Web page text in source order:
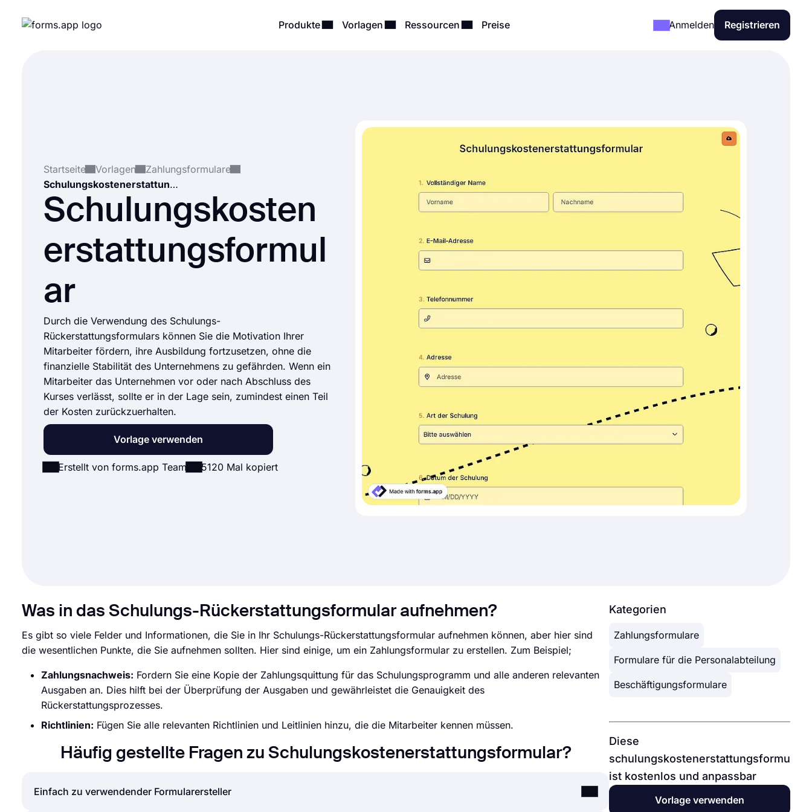
Produkte Vorlagen Ressourcen Preise Anmelden Registrieren
Startseite Vorlagen
Zahlungsformulare
Schulungskostenerstattungsformular
Schulungskosten
erstattungsformul
ar
Durch die Verwendung des Schulungs-
Rückerstattungsformulars können Sie die Motivation Ihrer
Mitarbeiter fördern, ihre Ausbildung fortzusetzen, ohne die
finanzielle Stabilität des Unternehmens zu gefährden. Wenn ein
Mitarbeiter das Unternehmen vor oder nach Abschluss des
Kurses verlässt, sollte er in der Lage sein, zumindest einen Teil
der Kosten zurückzuerhalten.
Vorlage verwenden
Erstellt von forms.app Team 5120 Mal kopiert
Was in das Schulungs-Rückerstattungsformular aufnehmen?
Es gibt so viele Felder und Informationen, die Sie in Ihr Schulungs-Rückerstattungsformular aufnehmen können, aber hier sind
die wesentlichen Punkte, die Sie aufnehmen sollten. Hier sind einige, um ein Zahlungsformular zu erstellen. Zum Beispiel;
Zahlungsnachweis: Fordern Sie eine Kopie der Zahlungsquittung für das Schulungsprogramm und alle anderen relevanten
Ausgaben an. Dies hilft bei der Überprüfung der Ausgaben und gewährleistet die Genauigkeit des
Rückerstattungsprozesses.
Richtlinien: Fügen Sie alle relevanten Richtlinien und Leitlinien hinzu, die die Mitarbeiter kennen müssen.
Häufig gestellte Fragen zu Schulungskostenerstattungsformular?
Einfach zu verwendender Formularersteller
Kategorien
Zahlungsformulare
Formulare für die Personalabteilung
Beschäftigungsformulare
Diese
schulungskostenerstattungsformular
ist kostenlos und anpassbar
Vorlage verwenden